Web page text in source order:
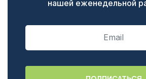
нашей еженедельной